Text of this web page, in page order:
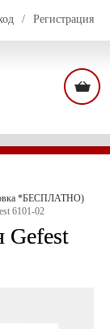
/ Регистрация
*БЕСПЛАТНО)
6101-02
Gefest